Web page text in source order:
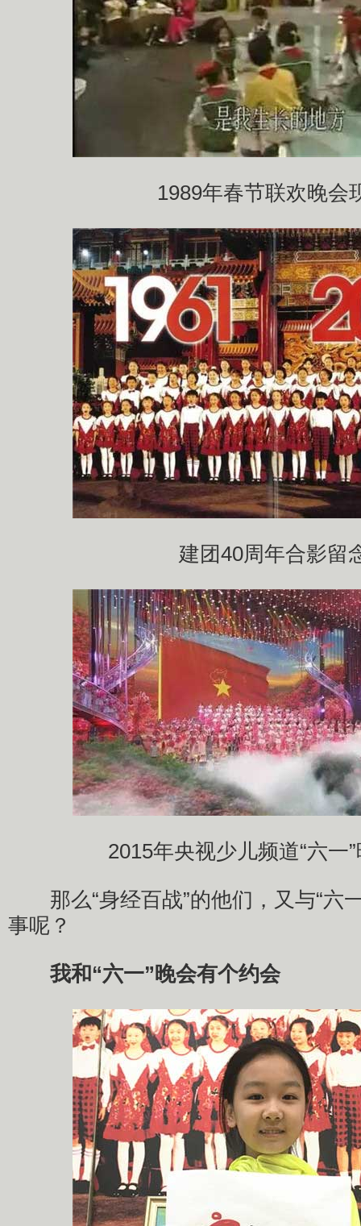
1989年春节联欢晚会
建团40周年合影留
2015年央视少儿频道“六一
那么“身经百战”的他们，又与“六
事呢？
我和“六一”晚会有个约会